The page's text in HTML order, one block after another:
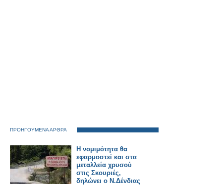
ΠΡΟΗΓΟΥΜΕΝΑ ΑΡΘΡΑ
Η νομιμότητα θα
εφαρμοστεί και στα
μεταλλεία χρυσού
στις Σκουριές,
δηλώνει ο Ν.Δένδιας